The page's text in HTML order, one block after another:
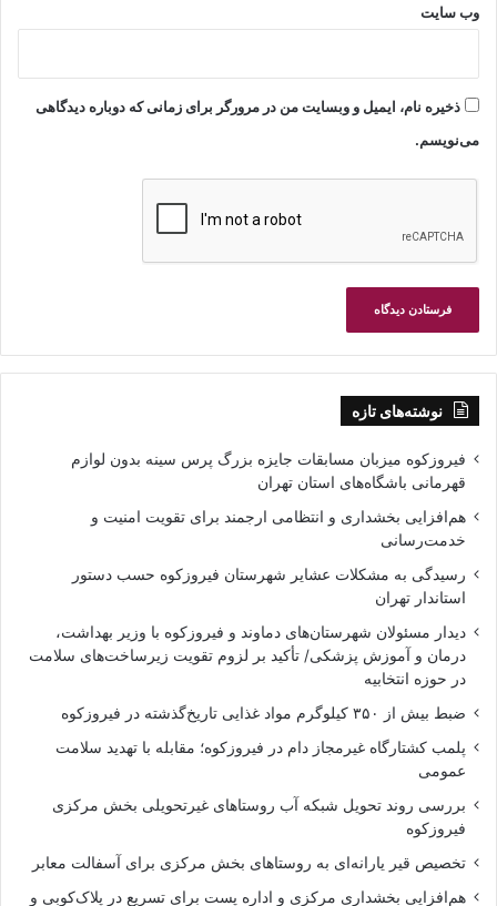
وب‌ سایت
ذخیره نام، ایمیل و وبسایت من در مرورگر برای زمانی که دوباره دیدگاهی
می‌نویسم.
نوشته‌های تازه
فیروزکوه میزبان مسابقات جایزه بزرگ پرس سینه بدون لوازم
قهرمانی باشگاه‌های استان تهران
هم‌افزایی بخشداری و انتظامی ارجمند برای تقویت امنیت و
خدمت‌رسانی
رسیدگی به مشکلات عشایر شهرستان فیروزکوه حسب دستور
استاندار تهران
دیدار مسئولان شهرستان‌های دماوند و فیروزکوه با وزیر بهداشت،
درمان و آموزش پزشکی/ تأکید بر لزوم تقویت زیرساخت‌های سلامت
در حوزه انتخابیه
ضبط بیش از ۳۵۰ کیلوگرم مواد غذایی تاریخ‌گذشته در فیروزکوه
پلمب کشتارگاه غیرمجاز دام در فیروزکوه؛ مقابله با تهدید سلامت
عمومی
بررسی روند تحویل شبکه آب روستاهای غیرتحویلی بخش مرکزی
فیروزکوه
تخصیص قیر یارانه‌ای به روستاهای بخش مرکزی برای آسفالت معابر
هم‌افزایی بخشداری مرکزی و اداره پست برای تسریع در پلاک‌کوبی و